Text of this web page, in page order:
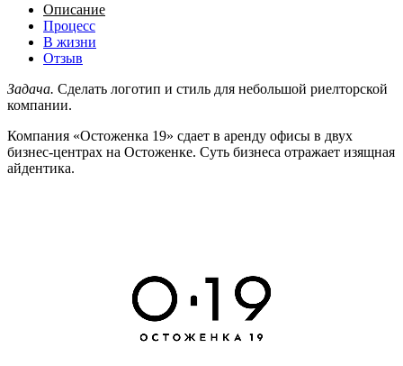
Описание
Процесс
В жизни
Отзыв
Задача. Сделать логотип и стиль для небольшой риелторской
компании.
Компания «Остоженка 19» сдает в аренду офисы в двух
бизнес-центрах на Остоженке. Суть бизнеса отражает изящная
айдентика.